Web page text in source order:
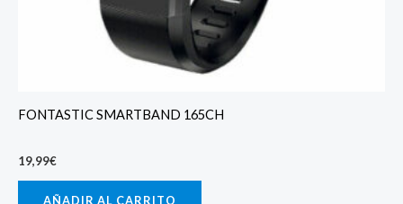
FONTASTIC SMARTBAND 165CH
19,99€
AÑADIR AL CARRITO